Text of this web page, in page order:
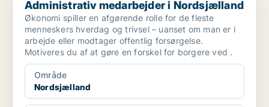
Administrativ medarbejder i Nordsjælland
Økonomi spiller en afgørende rolle for de fleste
menneskers hverdag og trivsel – uanset om man er i
arbejde eller modtager offentlig forsørgelse.
Motiveres du af at gøre en forskel for borgere ved .
Område
Nordsjælland